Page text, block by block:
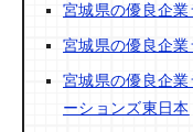
宮城県の優良企
宮城県の優良企
宮城県の優良企
ーションズ東日本